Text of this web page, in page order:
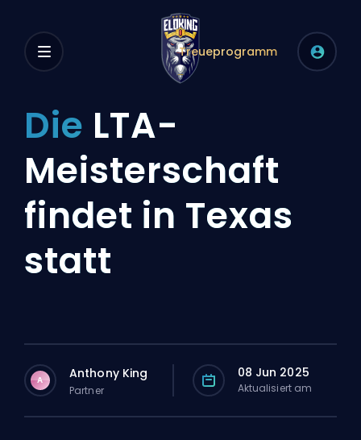
Treueprogramm
Die LTA-
Meisterschaft
findet in Texas
statt
A Anthony King
Partner
08 Jun 2025
Aktualisiert am